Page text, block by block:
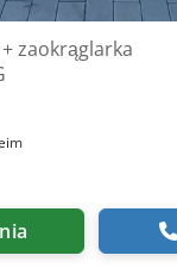
zaokrąglarka